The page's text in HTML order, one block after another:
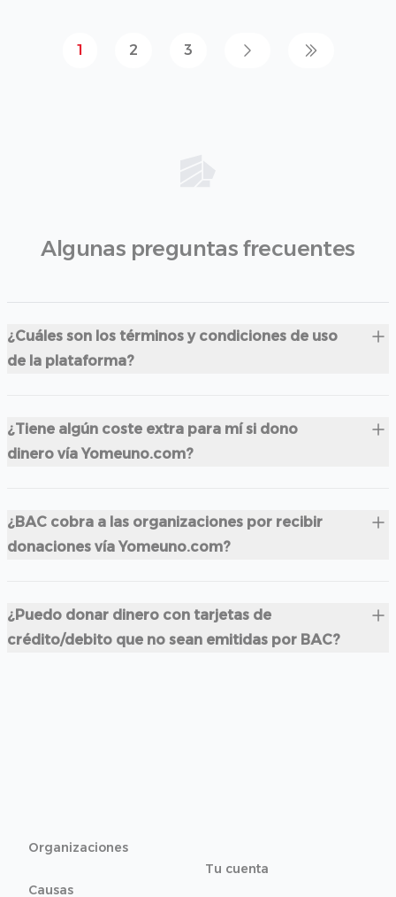
1 2 3
Algunas preguntas frecuentes
¿Cuáles son los términos y condiciones de uso
de la plataforma?
¿Tiene algún coste extra para mí si dono
dinero vía Yomeuno.com?
¿BAC cobra a las organizaciones por recibir
donaciones vía Yomeuno.com?
¿Puedo donar dinero con tarjetas de
crédito/debito que no sean emitidas por BAC?
Organizaciones
Causas
Tu cuenta